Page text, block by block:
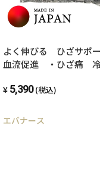
よく伸びる ひざサ
血流促進 ・ひざ痛
日本製
5,390 (税込)
エバナース